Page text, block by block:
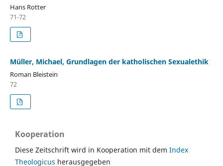
Hans Rotter
71-72
Müller, Michael, Grundlagen der katholischen Sexualethik
Roman Bleistein
72
Kooperation
Diese Zeitschrift wird in Kooperation mit dem Index
Theologicus herausgegeben